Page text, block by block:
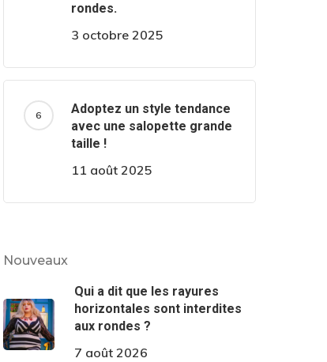
rondes.
3 octobre 2025
Adoptez un style tendance
avec une salopette grande
taille !
11 août 2025
Nouveaux
Qui a dit que les rayures
horizontales sont interdites
aux rondes ?
7 août 2026